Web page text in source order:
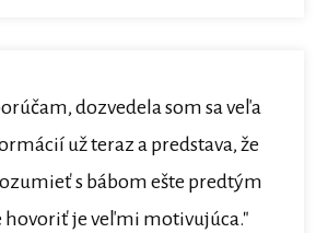
dozvedela som sa veľa
už teraz a predstava, že
s bábom ešte predtým
hovoriť je veľmi motivujúca."